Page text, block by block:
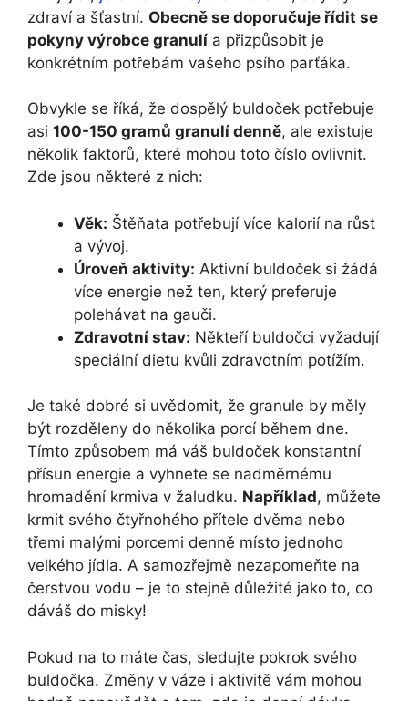
zdraví a šťastní. Obecně se doporučuje řídit se
pokyny výrobce granulí a přizpůsobit je
konkrétním potřebám vašeho psího parťáka.
Obvykle se říká, že dospělý buldoček potřebuje
asi 100-150 gramů granulí denně, ale existuje
několik faktorů, které mohou toto číslo ovlivnit.
Zde jsou některé z nich:
Věk: Štěňata potřebují více kalorií na růst
a vývoj.
Úroveň aktivity: Aktivní buldoček si žádá
více energie než ten, který preferuje
polehávat na gauči.
Zdravotní stav: Někteří buldočci vyžadují
speciální dietu kvůli zdravotním potížím.
Je také dobré si uvědomit, že granule by měly
být rozděleny do několika porcí během dne.
Tímto způsobem má váš buldoček konstantní
přísun energie a vyhnete se nadměrnému
hromadění krmiva v žaludku. Například, můžete
krmit svého čtyřnohého přítele dvěma nebo
třemi malými porcemi denně místo jednoho
velkého jídla. A samozřejmě nezapomeňte na
čerstvou vodu – je to stejně důležité jako to, co
dáváš do misky!
Pokud na to máte čas, sledujte pokrok svého
buldočka. Změny v váze i aktivitě vám mohou